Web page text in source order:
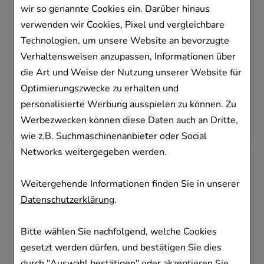
wir so genannte Cookies ein. Darüber hinaus
verwenden wir Cookies, Pixel und vergleichbare
Technologien, um unsere Website an bevorzugte
Verhaltensweisen anzupassen, Informationen über
die Art und Weise der Nutzung unserer Website für
Optimierungszwecke zu erhalten und
personalisierte Werbung ausspielen zu können. Zu
Werbezwecken können diese Daten auch an Dritte,
wie z.B. Suchmaschinenanbieter oder Social
Networks weitergegeben werden.
Weitergehende Informationen finden Sie in unserer
Datenschutzerklärung.
Bitte wählen Sie nachfolgend, welche Cookies
gesetzt werden dürfen, und bestätigen Sie dies
Filmtabletten
betapharm Arzneimittel GmbH
42 St
Filmtabletten
09890202
Dieses Produkt ist zur Zeit nicht verfügbar
38,00 €¹
0,90 €pro 1 Stk
MEMANTINHYDROCHLORID beta 10 mg